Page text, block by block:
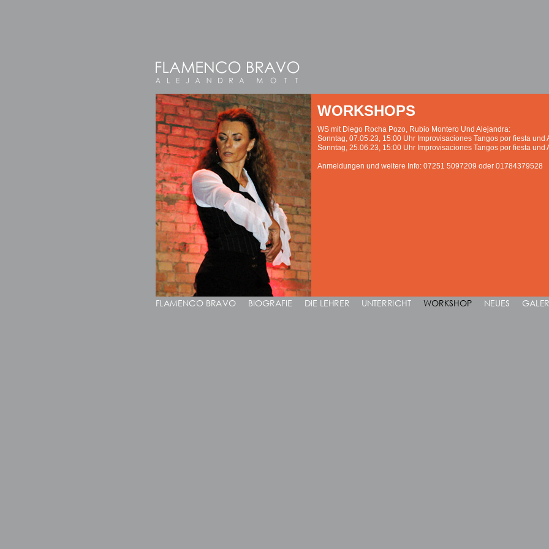
WORKSHOPS
WS mit Diego Rocha Pozo, Rubio Montero Und Alejandra:
Sonntag, 07.05.23, 15:00 Uhr Improvisaciones Tangos por fiesta und
Sonntag, 25.06.23, 15:00 Uhr Improvisaciones Tangos por fiesta und
Anmeldungen und weitere Info: 07251 5097209 oder 01784379528